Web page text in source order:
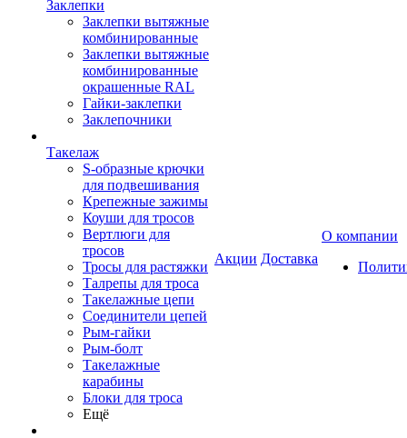
Заклепки
Заклепки вытяжные
комбинированные
Заклепки вытяжные
комбинированные
окрашенные RAL
Гайки-заклепки
Заклепочники
Такелаж
S-образные крючки
для подвешивания
Крепежные зажимы
Коуши для тросов
Вертлюги для
тросов
Тросы для растяжки
Талрепы для троса
Такелажные цепи
Соединители цепей
Рым-гайки
Рым-болт
Такелажные
карабины
Блоки для троса
Ещё
Акции Доставка
О компании